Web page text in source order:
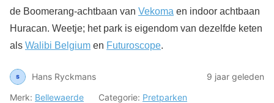
de Boomerang-achtbaan van Vekoma en indoor achtbaan
Huracan. Weetje; het park is eigendom van dezelfde keten
als Walibi Belgium en Futuroscope.
Hans Ryckmans
9 jaar geleden
Merk: Bellewaerde Categorie: Pretparken